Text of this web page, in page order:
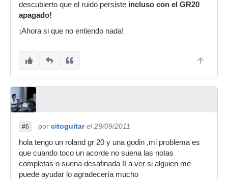
descubierto que el ruido persiste incluso con el GR20
apagado!
¡Ahora si que no entiendo nada!
#6 por citoguitar el 29/09/2011
hola tengo un roland gr 20 y una godin ,mi problema es
que cuando toco un acorde no suena las notas
completas o suena desafinada !! a ver si alguien me
puede ayudar lo agradecería mucho